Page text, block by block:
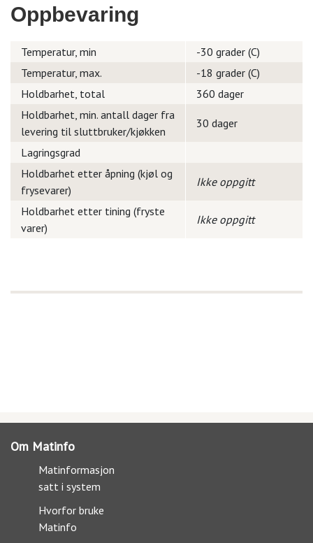
Oppbevaring
Temperatur, min
-30 grader (C)
Temperatur, max.
-18 grader (C)
Holdbarhet, total
360 dager
Holdbarhet, min. antall dager fra
levering til sluttbruker/kjøkken
30 dager
Lagringsgrad
Holdbarhet etter åpning (kjøl og
frysevarer)
Ikke oppgitt
Holdbarhet etter tining (fryste
varer)
Ikke oppgitt
Om Matinfo
Matinformasjon
satt i system
Hvorfor bruke
Matinfo